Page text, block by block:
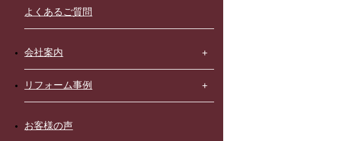
よくあるご質問
会社案内
リフォーム事例
お客様の声